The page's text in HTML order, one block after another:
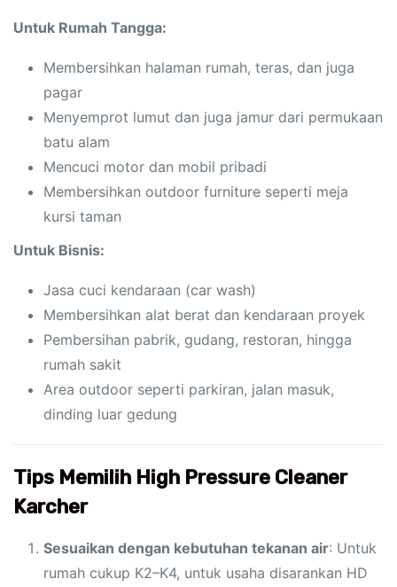
Untuk Rumah Tangga:
Membersihkan halaman rumah, teras, dan juga
pagar
Menyemprot lumut dan juga jamur dari permukaan
batu alam
Mencuci motor dan mobil pribadi
Membersihkan outdoor furniture seperti meja
kursi taman
Untuk Bisnis:
Jasa cuci kendaraan (car wash)
Membersihkan alat berat dan kendaraan proyek
Pembersihan pabrik, gudang, restoran, hingga
rumah sakit
Area outdoor seperti parkiran, jalan masuk,
dinding luar gedung
Tips Memilih High Pressure Cleaner
Karcher
Sesuaikan dengan kebutuhan tekanan air: Untuk
rumah cukup K2–K4, untuk usaha disarankan HD